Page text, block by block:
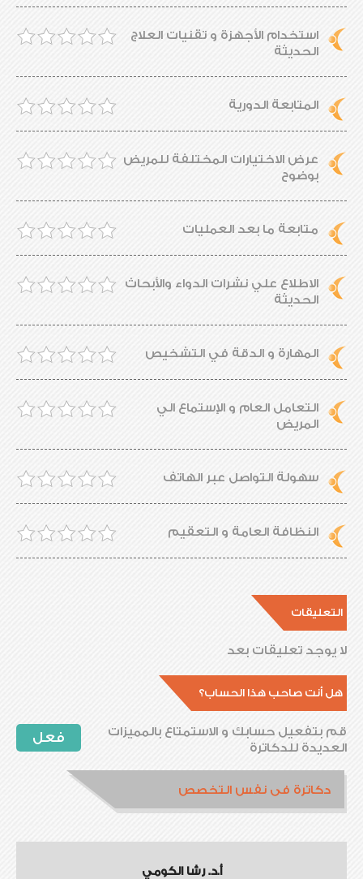
استخدام الأجهزة و تقنيات العلاج
الحديثة
المتابعة الدورية
عرض الاختيارات المختلفة للمريض
بوضوح
متابعة ما بعد العمليات
الاطلاع علي نشرات الدواء والأبحاث
الحديثة
المهارة و الدقة في التشخيص
التعامل العام و الإستماع الي
المريض
سهولة التواصل عبر الهاتف
النظافة العامة و التعقيم
التعليقات
لا يوجد تعليقات بعد
هل أنت صاحب هذا الحساب؟
فعل
قم بتفعيل حسابك و الاستمتاع بالمميزات
العديدة للدكاترة
دكاترة فى نفس التخصص
أ.د. رشا الكومي